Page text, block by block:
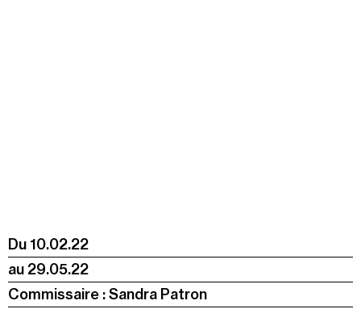
Du 10.02.22
au 29.05.22
Commissaire : Sandra Patron